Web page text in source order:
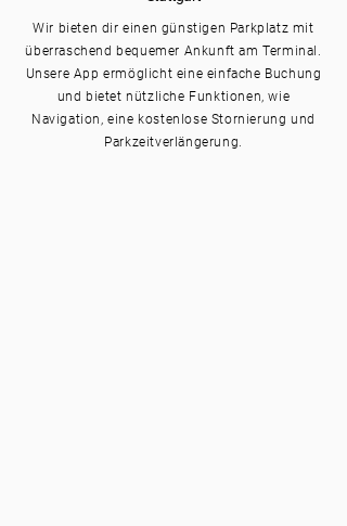
Wir bieten dir einen günstigen Parkplatz mit
überraschend bequemer Ankunft am Terminal.
Unsere App ermöglicht eine einfache Buchung
und bietet nützliche Funktionen, wie
Navigation, eine kostenlose Stornierung und
Parkzeitverlängerung.